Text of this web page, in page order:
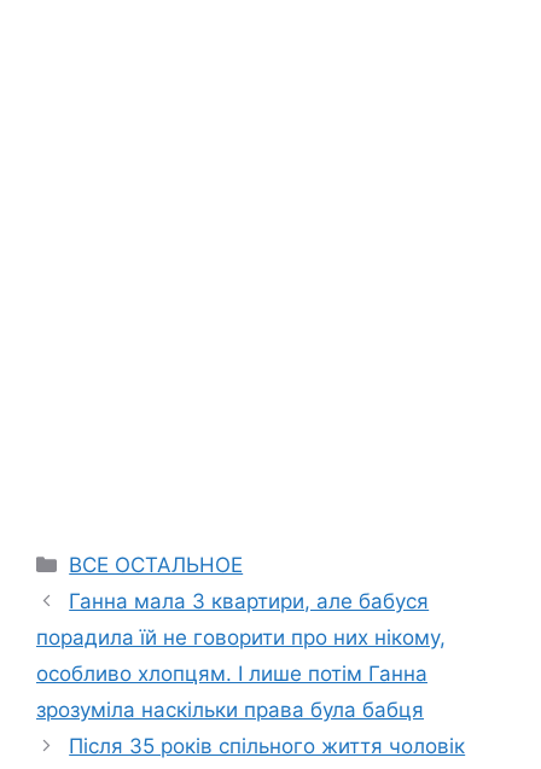
Categories
ВСЕ ОСТАЛЬНОЕ
Ганна мала 3 квартири, але бабуся
порадила їй не говорити про них нікому,
особливо хлопцям. І лише потім Ганна
зрозуміла наскільки права була бабця
Після 35 років спільного життя чоловік